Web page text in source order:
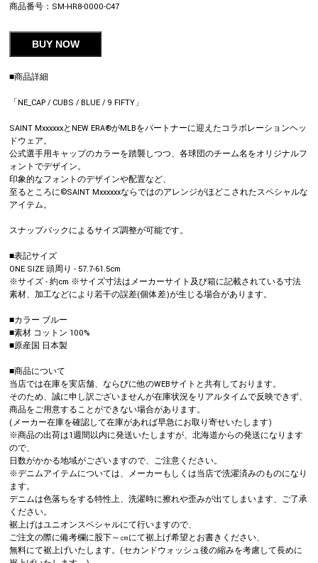
商品番号： SM-HR8-0000-C47
BUY NOW
■商品詳細
「NE_CAP / CUBS / BLUE / 9 FIFTY」
SAINT MxxxxxxとNEW ERA®がMLBをパートナーに迎えたコラボレーションヘッ
ドウェア。
公式選手用キャップのカラーを踏襲しつつ、各球団のチーム名をオリジナルフ
ォントでデザイン。
印象的なフォントのデザインや配置など、
至るところに©SAINT Mxxxxxxならではのアレンジがほどこされたスペシャルな
アイテム。
スナップバックによるサイズ調整が可能です。
■表記サイズ
ONE SIZE 頭周り - 57.7-61.5cm
※サイズ - 約cm ※サイズ寸法はメーカーサイト及び箱に記載されている寸法
素材、加工などにより若干の誤差(個体差)が生じる場合があります。
■カラー ブルー
■素材 コットン 100%
■原産国 日本製
■商品について
当店では在庫を実店舗、ならびに他のWEBサイトと共有しております。
そのため、誠に申し訳ございませんが在庫状況をリアルタイムで反映できず、
商品をご用意することができない場合があります。
(メーカー在庫を確認して在庫があれば早急にお取り寄せいたします)
※商品の出荷は1週間以内に発送いたしますが、北海道からの発送になります
ので、
日数がかかる地域がございますので、ご注意ください。
※デニムアイテムについては、メーカーもしくは当店で洗濯済みのものになり
ます。
デニムは色落ちをする特性上、洗濯時に擦れや歪みが出てしまいます、ご了承
ください。
裾上げはユニオンスペシャルにて行いますので、
ご注文の際に備考欄に股下～㎝にて裾上げ希望とお書きください、
無料にて裾上げいたします。(セカンドウォッシュ後の縮みを考慮して長めに